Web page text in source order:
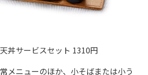
丼サービスセット 1310円
メニューのほか、小そばまたは小う